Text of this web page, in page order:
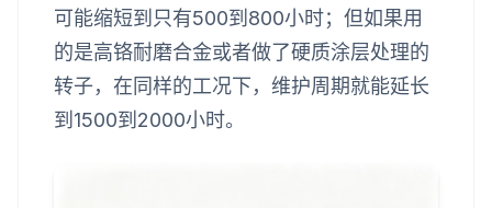
可能缩短到只有500到800小时；但如果用
的是高铬耐磨合金或者做了硬质涂层处理的
转子，在同样的工况下，维护周期就能延长
到1500到2000小时。